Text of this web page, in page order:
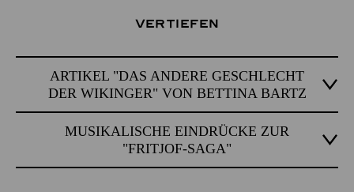
Vertiefen
ARTIKEL "DAS ANDERE GESCHLECHT
DER WIKINGER" VON BETTINA BARTZ
MUSIKALISCHE EINDRÜCKE ZUR
"FRITJOF-SAGA"